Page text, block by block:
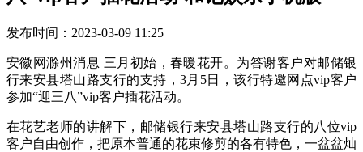
发布时间：2023-03-09 11:25
安徽网滁州消息 三月初始，春暖花开。为答谢客户对邮储银
行来安县塔山路支行的支持，3月5日，该行特邀网点vip客户
参加“迎三八”vip客户插花活动。
在花艺老师的讲解下，邮储银行来安县塔山路支行的八位vip
客户自由创作，把原本普通的花束修剪的各有特色，一盆盆灿